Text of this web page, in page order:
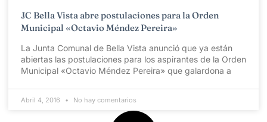
JC Bella Vista abre postulaciones para la Orden
Municipal «Octavio Méndez Pereira»
La Junta Comunal de Bella Vista anunció que ya están
abiertas las postulaciones para los aspirantes de la Orden
Municipal «Octavio Méndez Pereira» que galardona a
Abril 4, 2016 No hay comentarios